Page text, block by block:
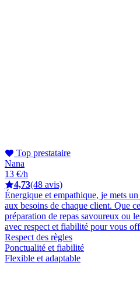
Top prestataire
Nana
13 €/h
4,73(48 avis)
Énergique et empathique, je mets
aux besoins de chaque client. Que
préparation de repas savoureux ou
avec respect et fiabilité pour vous
Respect des règles
Ponctualité et fiabilité
Flexible et adaptable